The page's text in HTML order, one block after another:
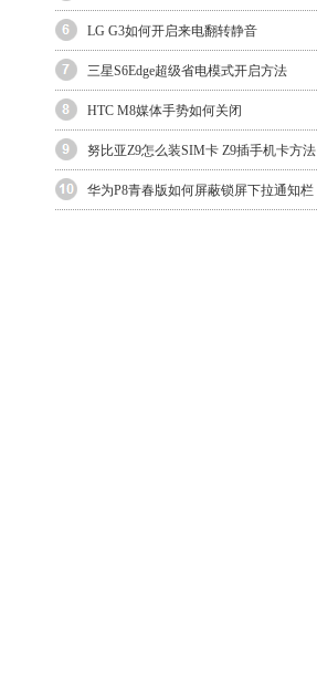
LG G3如何开启来电翻转静音
三星S6Edge超级省电模式开启方法
HTC M8媒体手势如何关闭
努比亚Z9怎么装SIM卡 Z9插手机卡方法
华为P8青春版如何屏蔽锁屏下拉通知栏